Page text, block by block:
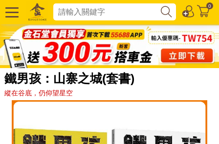
0
鐵男孩：山寨之城(套書)
縱在谷底，仍仰望星空